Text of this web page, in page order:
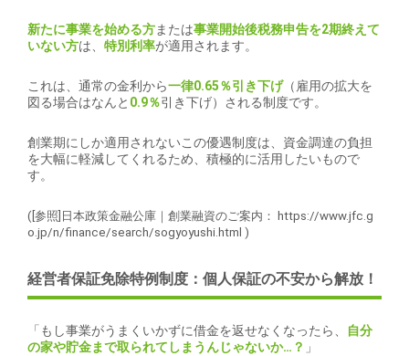
新たに事業を始める方または事業開始後税務申告を2期終えて
いない方は、 特別利率が適用されます。
これは、通常の金利から一律0.65％引き下げ（雇用の拡大を
図る場合はなんと 0.9％引き下げ）される制度です。
創業期にしか適用されないこの優遇制度は、資金調達の負担
を大幅に軽減してくれるため、積極的に活用したいもので
す。
([参照]日本政策金融公庫｜創業融資のご案内：
https://www.jfc.g
o.jp/n/finance/search/sogyoyushi.html )
経営者保証免除特例制度：個人保証の不安から解放！
「もし事業がうまくいかずに借金を返せなくなったら、
自分
の家や貯金まで取られてしまうんじゃないか…？ 」